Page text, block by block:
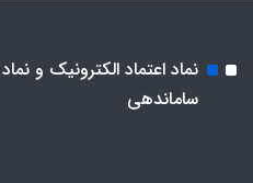
نماد اعتماد الکترونیک و نماد
ساماندهی